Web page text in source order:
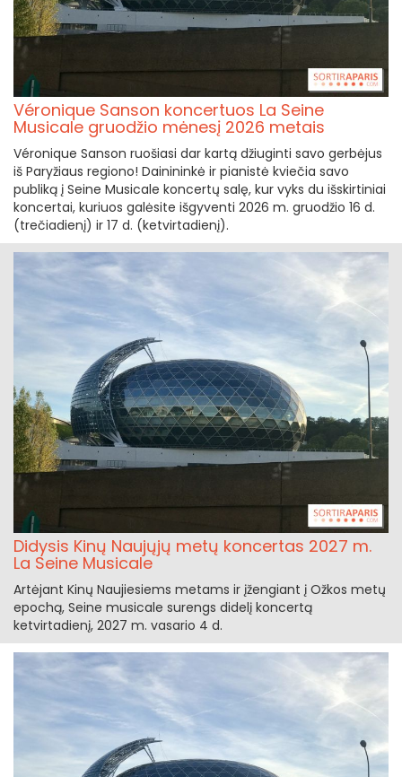
Véronique Sanson koncertuos La Seine
Musicale gruodžio mėnesį 2026 metais
Véronique Sanson ruošiasi dar kartą džiuginti savo gerbėjus
iš Paryžiaus regiono! Dainininkė ir pianistė kviečia savo
publiką į Seine Musicale koncertų salę, kur vyks du išskirtiniai
koncertai, kuriuos galėsite išgyventi 2026 m. gruodžio 16 d.
(trečiadienį) ir 17 d. (ketvirtadienį).
Didysis Kinų Naujųjų metų koncertas 2027 m.
La Seine Musicale
Artėjant Kinų Naujiesiems metams ir įžengiant į Ožkos metų
epochą, Seine musicale surengs didelį koncertą
ketvirtadienį, 2027 m. vasario 4 d.